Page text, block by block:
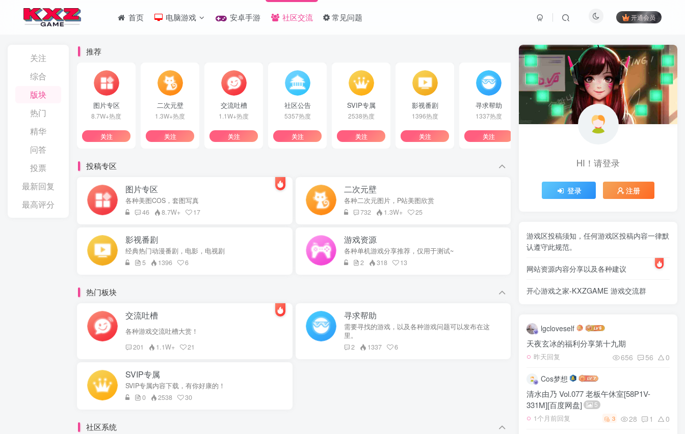
首页 电脑游戏 安卓手游 社区交流 常见问题 开通会员
关注
综合
版块
热门
精华
问答
投票
最新回复
最高评分
推荐
图片专区
8.7W+热度
关注
二次元壁
1.3W+热度
关注
交流吐槽
1.1W+热度
关注
社区公告
5357热度
关注
SVIP专属
2538热度
关注
影视番剧
1396热度
关注
寻求帮助
1337热度
关注
游戏资源
318热度
投稿专区
图片专区
各种美图COS，套图写真
46
8.7W+ 17
二次元壁
各种二次元图片，P站美图欣赏
732
1.3W+ 25
影视番剧
经典热门动漫番剧，电影，电视剧
5
1396 6
游戏资源
各种单机游戏分享推荐，仅用于测试~
2
318 13
热门板块
交流吐槽
各种游戏交流吐槽大赏！
201
1.1W+ 21
寻求帮助
需要寻找的游戏，以及各种游戏问题可以发布在这
里。
2
1337 6
SVIP专属
SVIP专属内容下载，有你好康的！
0
2538 30
社区系统
HI！请登录
登录 注册
游戏区投稿须知，任何游戏区投稿内容一律默
认遵守此规范。
网站资源内容分享以及各种建议
开心游戏之家-KXZGAME 游戏交流群
lgcloveself
天夜玄冰的福利分享第十九期
昨天回复 656 56 0
Cos梦想
清水由乃 Vol.077 老板午休室[58P1V-
331M][百度网盘]
5
1个月前回复 3 28 1 0